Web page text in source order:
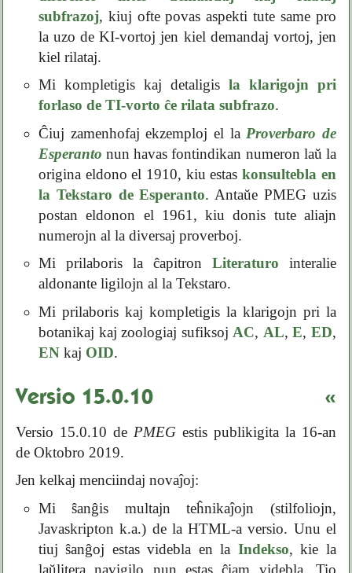
subfrazoj, kiuj ofte povas aspekti tute same pro
la uzo de KI-vortoj jen kiel demandaj vortoj, jen
kiel rilataj.
Mi kompletigis kaj detaligis la klarigojn pri
forlaso de TI-vorto ĉe rilata subfrazo.
Ĉiuj zamenhofaj ekzemploj el la Proverbaro de
Esperanto nun havas fontindikan numeron laŭ la
origina eldono el 1910, kiu estaskonsultebla en
la Tekstaro de Esperanto. Antaŭe PMEG uzis
postan eldonon el 1961, kiu donis tute aliajn
numerojn al la diversaj proverboj.
Mi prilaboris la ĉapitron Literaturo interalie
aldonante ligilojn al la Tekstaro.
Mi prilaboris kaj kompletigis la klarigojn pri la
botanikaj kaj zoologiaj sufiksoj AC, AL,E, ED,
ENkaj OID.
Versio 15.0.10 «
Versio 15.0.10 de PMEG estis publikigita la 16-an
de Oktobro 2019.
Jen kelkaj menciindaj novaĵoj:
Mi ŝanĝis multajn teĥnikaĵojn (stilfoliojn,
Javaskripton k.a.) de la HTML-a versio. Unu el
tiuj ŝanĝoj estas videbla en la Indekso, kie la
laŭlitera navigilo nun estas ĉiam videbla. Tio